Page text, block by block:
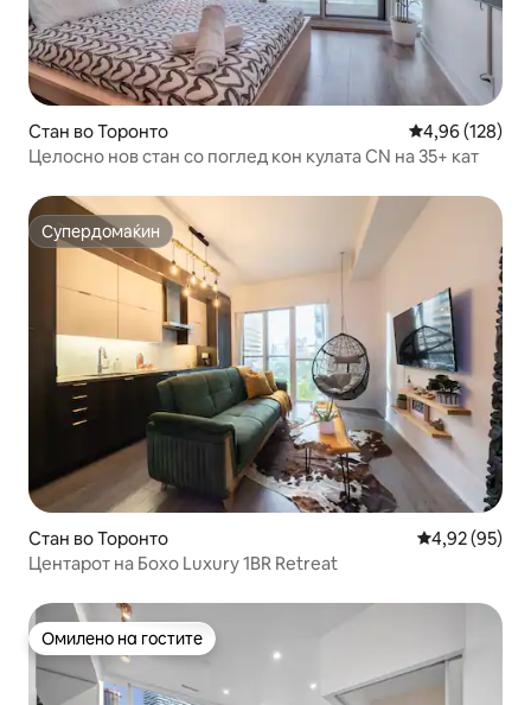
Стан во Торонто Просечна
4,96 (128)
Целосно нов стан со поглед кон кулата CN на 35+ кат
Супердомаќин
Супердомаќин
Стан во Торонто Просечна
4,92 (95)
Центарот на Бохо Luxury 1BR Retreat
Омилено на гостите
Омилено на гостите